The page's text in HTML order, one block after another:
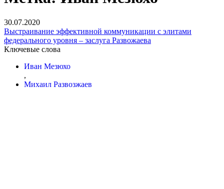
30.07.2020
Выстраивание эффективной коммуникации с элитами
федерального уровня – заслуга Развожаева
Ключевые слова
Иван Мезюхо
,
Михаил Развозжаев